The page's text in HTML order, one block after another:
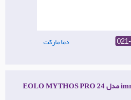
دما مارکت